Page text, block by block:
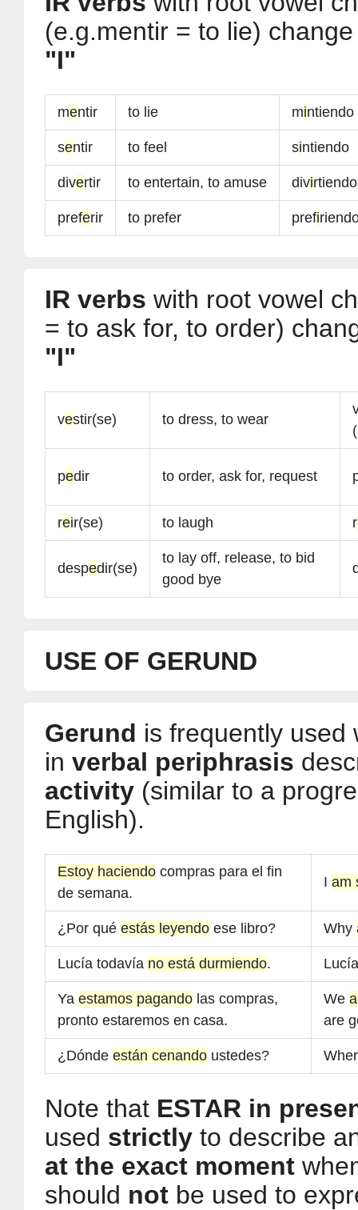
(e.g.mentir = to lie)
"I"
mentir to lie mintiendo
sentir to feel sintiendo
divertir to entertain, to amuse divirtiendo
preferir to prefer prefi
IR verbs with root vowel
= to ask for, to order)
"I"
vestir(se) to dress, to wear
pedir to order, ask for, request
reir(se) to laugh r
despedir(se)
to lay off, release, to bid
good bye
USE OF GERUND
Gerund is frequently
in verbal periphrasis
activity (similar to a
English).
Estoy haciendo compras para el fin
de semana.
I am
¿Por qué estás leyendo ese libro? Why
Lucía todavía no está durmiendo.
Ya estamos pagando las compras,
pronto estaremos en casa.
We
are
¿Dónde están cenando ustedes?
Note that ESTAR in
used strictly to describe
at the exact moment
should not be used to